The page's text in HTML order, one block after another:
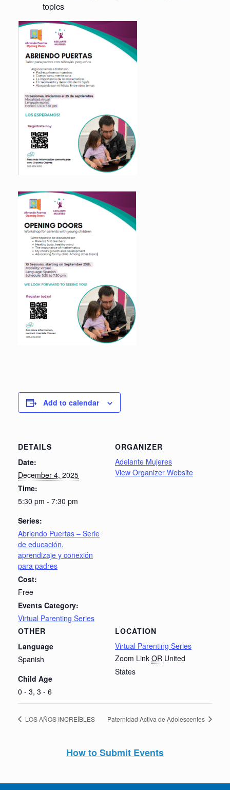
topics
Add to calendar
DETAILS
Date:
December 4, 2025
Time:
5:30 pm - 7:30 pm
Series:
Abriendo Puertas – Serie
de educación,
aprendizaje y conexión
para padres
Cost:
Free
Events Category:
Virtual Parenting Series
LOCATION
Virtual Parenting Series
Zoom Link OR United
States
ORGANIZER
Adelante Mujeres
View Organizer Website
OTHER
Language
Spanish
Child Age
0 - 3, 3 - 6
LOS AÑOS INCREÍBLES Paternidad Activa de Adolescentes
How to Submit Events